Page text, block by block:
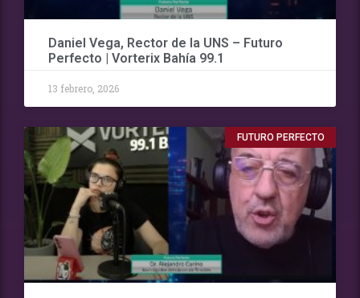
Daniel Vega, Rector de la UNS – Futuro
Perfecto | Vorterix Bahía 99.1
13 febrero, 2026
FUTURO PERFECTO